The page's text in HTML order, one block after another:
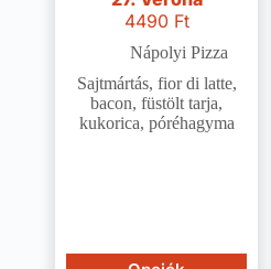
4490 Ft
Nápolyi Pizza
Sajtmártás, fior di latte,
bacon, füstölt tarja,
kukorica, póréhagyma